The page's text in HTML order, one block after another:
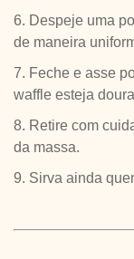
6. Despeje uma
de maneira
7. Feche e asse
waffle esteja
8. Retire com
da massa.
9. Sirva ainda